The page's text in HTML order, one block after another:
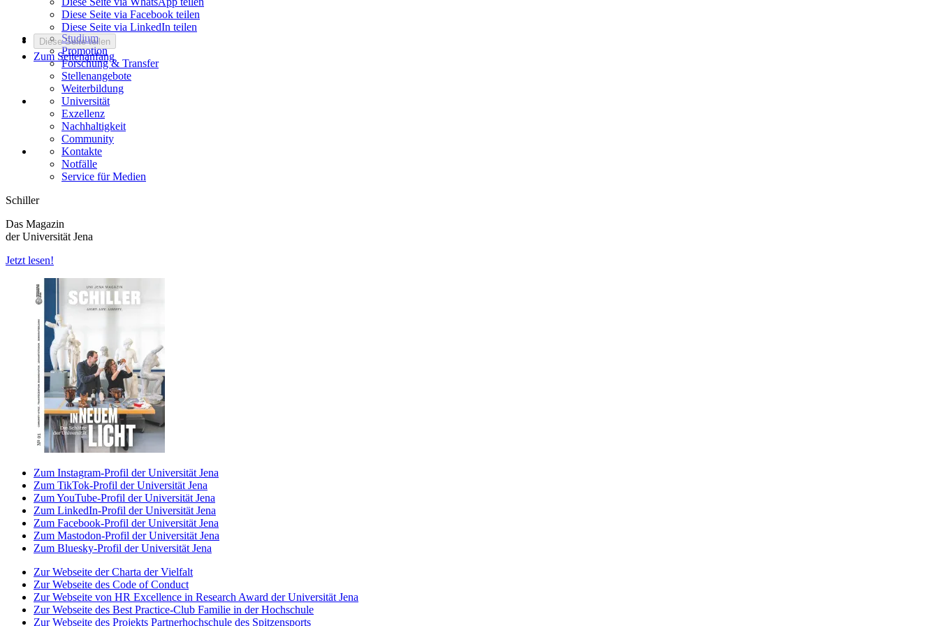
Diese Seite via Facebook teilen
Diese Seite via LinkedIn teilen
Diese Seite teilen
Zum Seitenanfang
Studium
Promotion
Forschung & Transfer
Stellenangebote
Weiterbildung
Universität
Exzellenz
Nachhaltigkeit
Community
Kontakte
Notfälle
Service für Medien
Schiller
Das Magazin
der Universität Jena
Jetzt lesen!
Zum Instagram-Profil der Universität Jena
Zum TikTok-Profil der Universität Jena
Zum YouTube-Profil der Universität Jena
Zum LinkedIn-Profil der Universität Jena
Zum Facebook-Profil der Universität Jena
Zum Mastodon-Profil der Universität Jena
Zum Bluesky-Profil der Universität Jena
Zur Webseite der Charta der Vielfalt
Zur Webseite des Code of Conduct
Zur Webseite von HR Excellence in Research Award der Universität Jena
Zur Webseite des Best Practice-Club Familie in der Hochschule
Zur Webseite des Projekts Partnerhochschule des Spitzensports